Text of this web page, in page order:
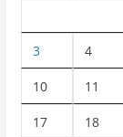
3 4
10 11
17 18